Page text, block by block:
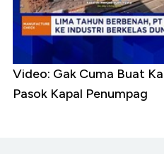
Video: Gak Cuma Buat
Pasok Kapal Penumpag